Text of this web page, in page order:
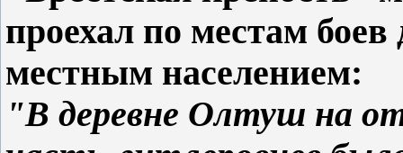
проехал по местам
местным населением:
"В деревне Олтуш на